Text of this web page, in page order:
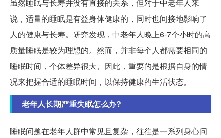
虽然睡眠与长寿并没有直接的关系，但对于中老年人来
说，适量的睡眠是有益身体健康的，同时也间接地影响了
人的健康与长寿。研究发现，中老年人晚上6-7个小时的高
质量睡眠是较为理想的。然而，并非每个人都需要相同的
睡眠时间，个体差异很大。因此，重要的是根据自身的情
况来把握合适的睡眠时间，以保持健康的生活状态。
老年人长期严重失眠怎么办?
睡眠问题在老年人群中常见且复杂，往往是一系列身心问